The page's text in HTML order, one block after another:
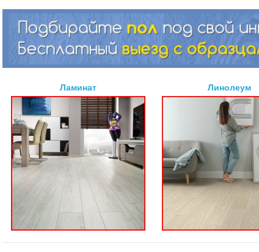
Ламинат Линолеум